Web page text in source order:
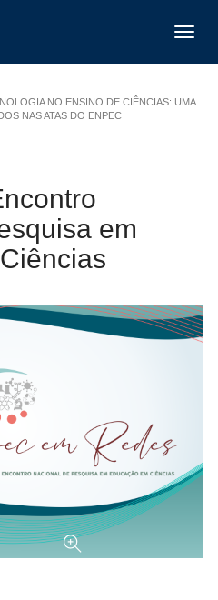
NO ENSINO DE CIÊNCIAS: UMA
NAS ATAS DO ENPEC
em